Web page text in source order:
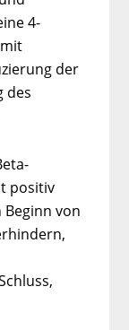
4-
der
des
positiv
von